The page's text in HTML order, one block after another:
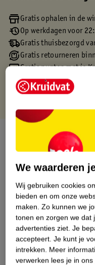
Gratis ophalen in de
Op werkdagen voor
Gratis thuisbezorgd
Gratis retourneren
Gratis punten met je
Over dit product
Etiketinformatie
Nature Impact Score
Dit
We waarderen
Wij gebruiken cookies
bieden en om onze
maken. Zo kunnen we
tonen en zorgen we dat
advertenties ziet. Je
accepteert. Je kunt je
intrekken. Meer
verwerken lees je in ons